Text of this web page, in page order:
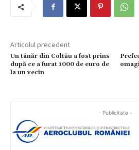
Articolul precedent
Un tânăr din Coltău a fost prins
după ce a furat 1000 de euro de
la un vecin
- Publicitate -